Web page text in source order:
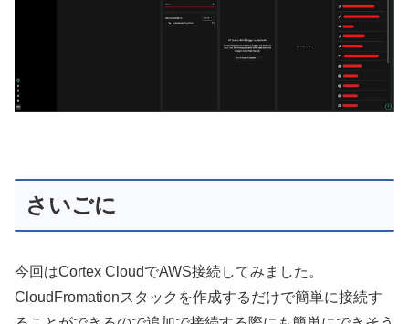
さいごに
今回はCortex CloudでAWS接続してみました。
CloudFromationスタックを作成するだけで簡単に接続す